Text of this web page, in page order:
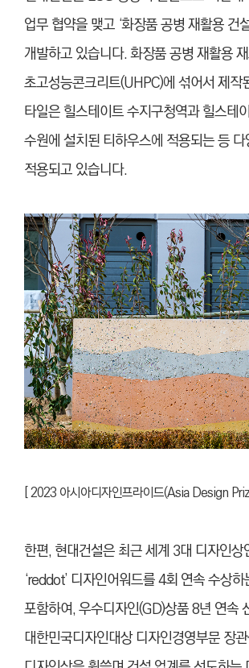
업무 협약을 맺고 ‘화장품 공병 재활용 건
개발하고 있습니다.화장품 공병 재활용
초고성능콘크리트(UHPC)에 섞어서 제작
타일은 힐스테이트 수지구청역과 힐스테
수원에 설치된 티하우스에 적용되는 등
적용되고 있습니다.
[ 2023 아시아디자인프라이드(Asia Design
한편, 현대건설은 최근 세계 3대 디자인상
‘reddot’ 디자인어워드를 4회 연속 수상
포함하여, 우수디자인(GD)상품 8년 연속
대한민국디자인대상 디자인경영부문 장